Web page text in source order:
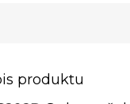
produktu